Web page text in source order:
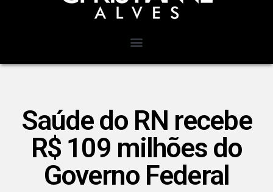
Saúde do RN recebe
R$ 109 milhões do
Governo Federal